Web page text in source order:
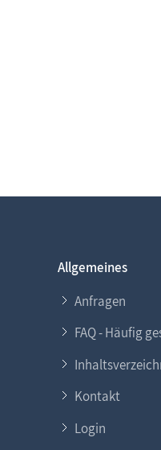
Allgemeines
Anfragen
FAQ - Häufig
Kontakt
Login